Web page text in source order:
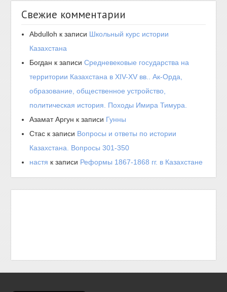
Свежие комментарии
Abdulloh к записи Школьный курс истории
Казахстана
Богдан к записиСредневековые государства на
территории Казахстана в XIV-XV вв.. Ак-Орда,
образование, общественное устройство,
политическая история. Походы Имира Тимура.
Азамат Аргун к записи Гунны
Стас к записи Вопросы и ответы по истории
Казахстана. Вопросы 301-350
настя к записи Реформы 1867-1868 гг. в Казахстане